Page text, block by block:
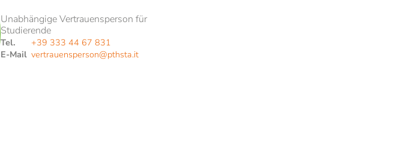
Unabhängige Vertrauensperson für
Studierende
Tel.
+39 333 44 67 831
E-Mail vertrauensperson@pthsta.it